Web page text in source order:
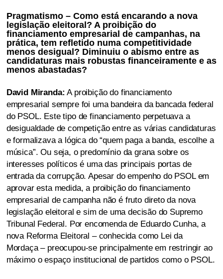
Pragmatismo – Como está encarando a nova
legislação eleitoral? A proibição do
financiamento empresarial de campanhas, na
prática, tem refletido numa competitividade
menos desigual? Diminuiu o abismo entre as
candidaturas mais robustas financeiramente e as
menos abastadas?
David Miranda: A proibição do financiamento
empresarial sempre foi uma bandeira da bancada federal
do PSOL. Este tipo de financiamento perpetuava a
desigualdade de competição entre as várias candidaturas
e formalizava a lógica do “quem paga a banda, escolhe a
música”. Ou seja, o predomínio da grana sobre os
interesses políticos é uma das principais portas de
entrada da corrupção. Apesar do empenho do PSOL em
aprovar esta medida, a proibição do financiamento
empresarial de campanha não é fruto direto da nova
legislação eleitoral e sim de uma decisão do Supremo
Tribunal Federal. Por encomenda de Eduardo Cunha, a
nova Reforma Eleitoral – conhecida como Lei da
Mordaça – preocupou-se principalmente em restringir ao
máximo o espaço institucional de partidos como o PSOL.